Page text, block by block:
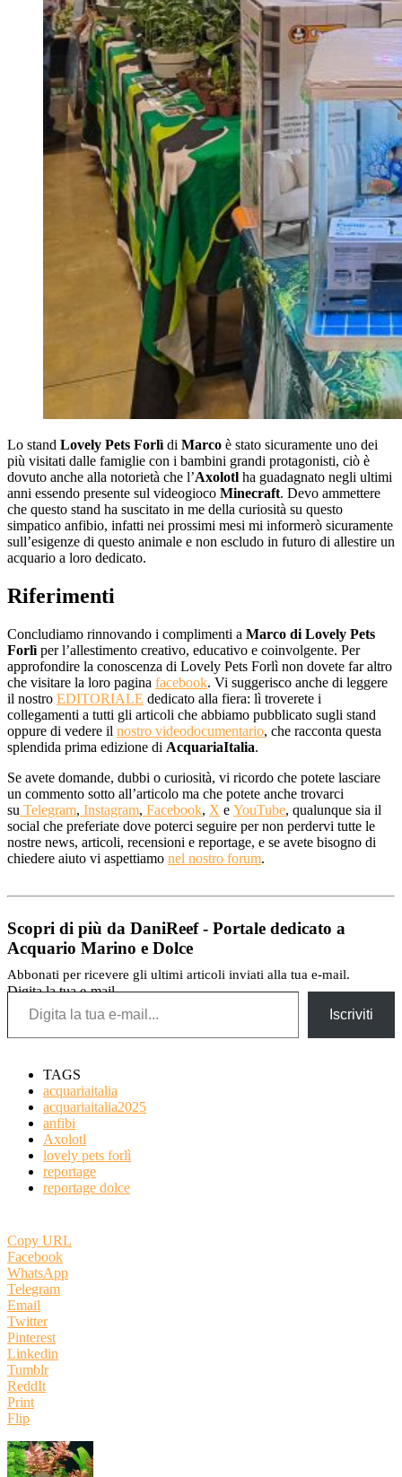
Lo stand Lovely Pets Forlìdi Marco è stato sicuramente uno dei
più visitati dalle famiglie con i bambini grandi protagonisti, ciò è
dovuto anche alla notorietà che l’Axolotl ha guadagnato negli ultimi
anni essendo presente sul videogioco Minecraft. Devo ammettere
che questo stand ha suscitato in me della curiosità su questo
simpatico anfibio, infatti nei prossimi mesi mi informerò sicuramente
sull’esigenze di questo animale e non escludo in futuro di allestire un
acquario a loro dedicato.
Riferimenti
Concludiamo rinnovando i complimenti a Marco di Lovely Pets
Forlì per l’allestimento creativo, educativo e coinvolgente. Per
approfondire la conoscenza di Lovely Pets Forlì non dovete far altro
che visitare la loro pagina facebook. Vi suggerisco anche di leggere
il nostro EDITORIALE dedicato alla fiera: lì troverete i
collegamenti a tutti gli articoli che abbiamo pubblicato sugli stand
oppure di vedere il nostro videodocumentario, che racconta questa
splendida prima edizione di AcquariaItalia.
Se avete domande, dubbi o curiosità, vi ricordo che potete lasciare
un commento sotto all’articolo ma che potete anche trovarci
su Telegram, Instagram, Facebook, X e YouTube, qualunque sia il
social che preferiate dove poterci seguire per non perdervi tutte le
nostre news, articoli, recensioni e reportage, e se avete bisogno di
chiedere aiuto vi aspettiamo nel nostro forum.
Scopri di più da DaniReef - Portale dedicato a
Acquario Marino e Dolce
Abbonati per ricevere gli ultimi articoli inviati alla tua e-mail.
Digita la tua e-mail...
Iscriviti
TAGS
acquariaitalia
acquariaitalia2025
anfibi
Axolotl
lovely pets forlì
reportage
reportage dolce
Copy URL
Facebook
WhatsApp
Telegram
Email
Twitter
Pinterest
Linkedin
Tumblr
ReddIt
Print
Flip